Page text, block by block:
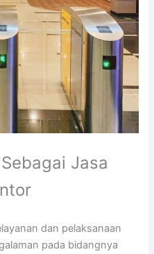
Jasa
dan pelaksanaan
pada bidangnya